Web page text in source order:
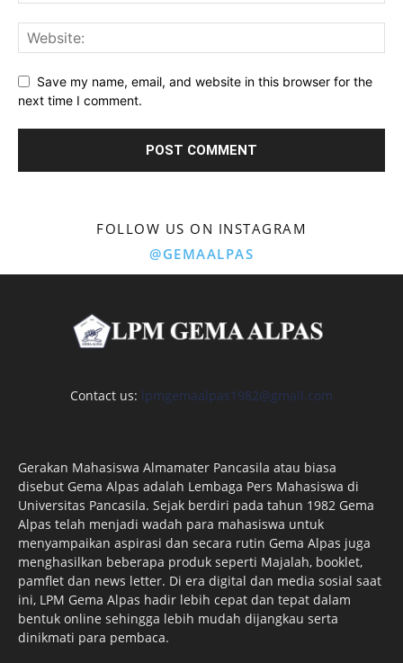
Save my name, email, and website in this browser for the
next time I comment.
FOLLOW US ON INSTAGRAM
@GEMAALPAS
Contact us: lpmgemaalpas1982@gmail.com
Gerakan Mahasiswa Almamater Pancasila atau biasa
disebut Gema Alpas adalah Lembaga Pers Mahasiswa di
Universitas Pancasila. Sejak berdiri pada tahun 1982 Gema
Alpas telah menjadi wadah para mahasiswa untuk
menyampaikan aspirasi dan secara rutin Gema Alpas juga
menghasilkan beberapa produk seperti Majalah, booklet,
pamflet dan news letter. Di era digital dan media sosial saat
ini, LPM Gema Alpas hadir lebih cepat dan tepat dalam
bentuk online sehingga lebih mudah dijangkau serta
dinikmati para pembaca.